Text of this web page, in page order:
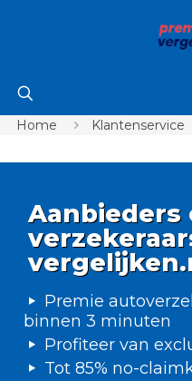
Home Klantenservice
Aanbieders
Premie
binnen 3 minuten
Profiteer van
Tot 85% no-